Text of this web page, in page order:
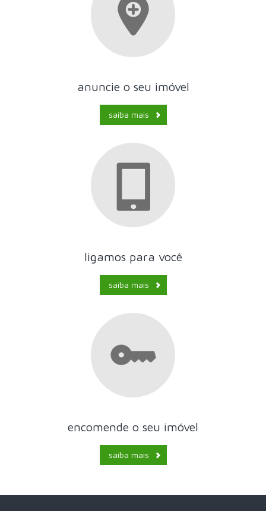
anuncie o seu imóvel
saiba mais
ligamos para você
saiba mais
encomende o seu imóvel
saiba mais